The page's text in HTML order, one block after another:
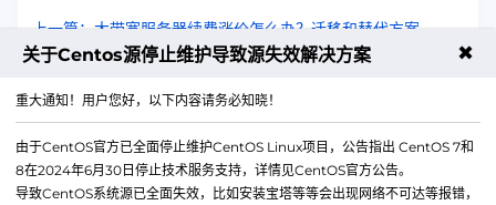
上一篇：大带宽服务器续费涨价怎么办？迁移和替代方案
关于Centos源停止维护导致源失效解决方案 ✖
重大通知！用户您好，以下内容请务必知晓！
由于CentOS官方已全面停止维护CentOS Linux项目，公告指出 CentOS 7和
8在2024年6月30日停止技术服务支持，详情见CentOS官方公告。
导致CentOS系统源已全面失效，比如安装宝塔等等会出现网络不可达等报错，